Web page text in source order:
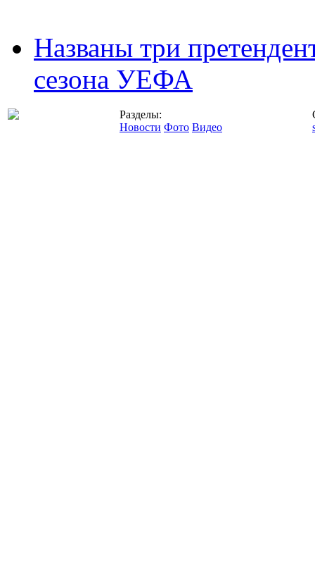
Названы три
сезона УЕФА
Разделы:
Новости Фото Видео